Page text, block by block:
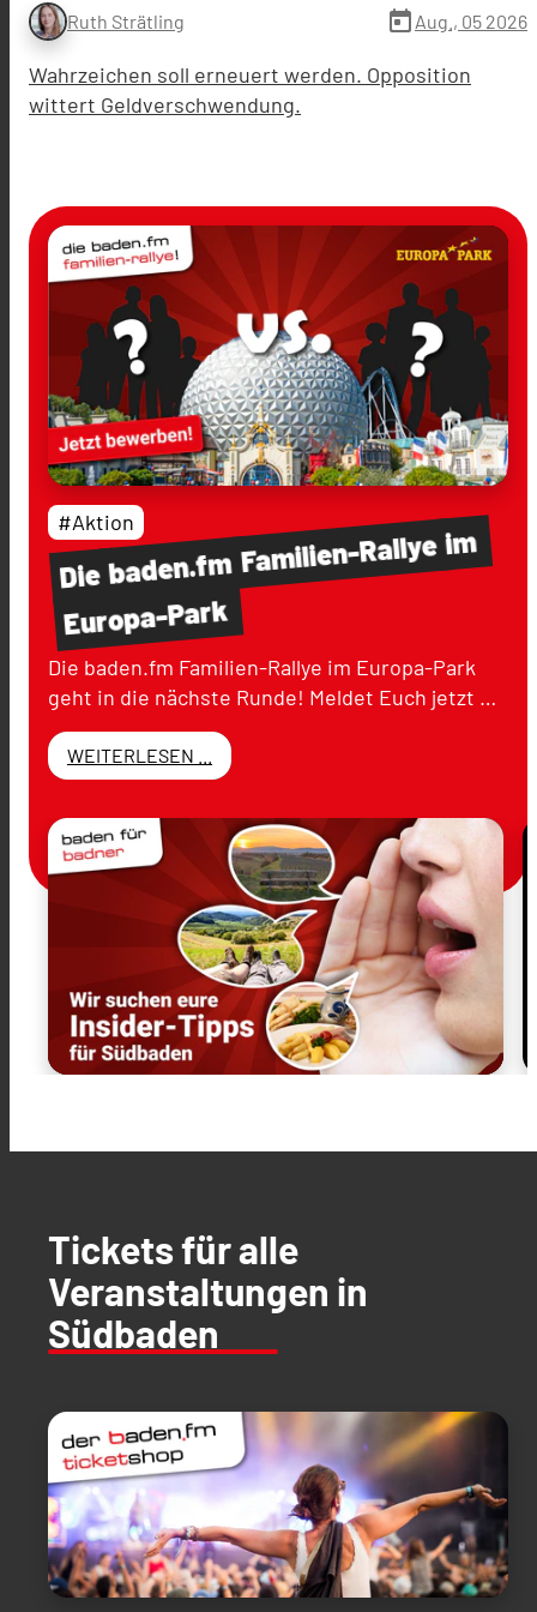
Ruth Strätling today Aug., 05 2026
Wahrzeichen soll erneuert werden. Opposition
wittert Geldverschwendung.
Diebaden.fmFamilien-Rallyeim
Europa-Park
#Aktion
Die baden.fm Familien-Rallye im Europa-Park
geht in die nächste Runde! Meldet Euch jetzt …
WEITERLESEN ...
Tickets für alle
Veranstaltungen in
Südbaden